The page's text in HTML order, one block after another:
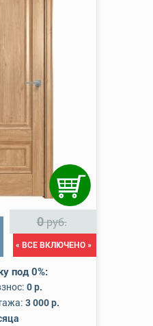
0руб.
« ВСЕ ВКЛЮЧЕНО »
под 0%:
0 р.
3 000 р.